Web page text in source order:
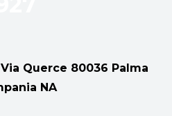
Querce 80036 Palma
NA